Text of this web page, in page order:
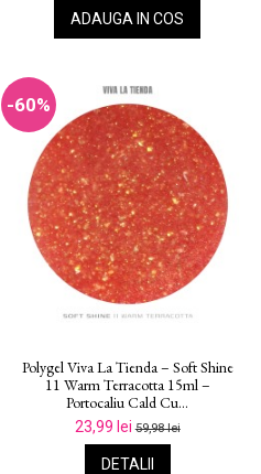
ADAUGA IN COS
-60%
Polygel Viva La Tienda – Soft Shine
11 Warm Terracotta 15ml –
Portocaliu Cald Cu...
23,99 lei59,98 lei
DETALII